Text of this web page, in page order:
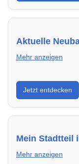
Aktuelle
Mehr anzeigen
Entdecke
energieeffizient
Jetzt entdecken
Mein Stadtteil
Mehr anzeigen